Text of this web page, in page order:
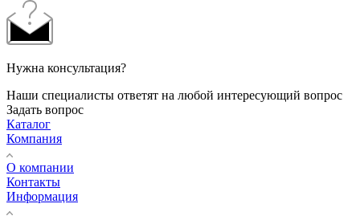
Нужна консультация?
Наши специалисты ответят на любой интересующий вопрос
Задать вопрос
Каталог
Компания
О компании
Контакты
Информация